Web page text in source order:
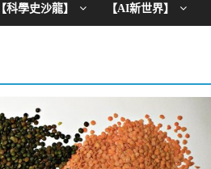
【科學史沙龍】 【AI新世界】